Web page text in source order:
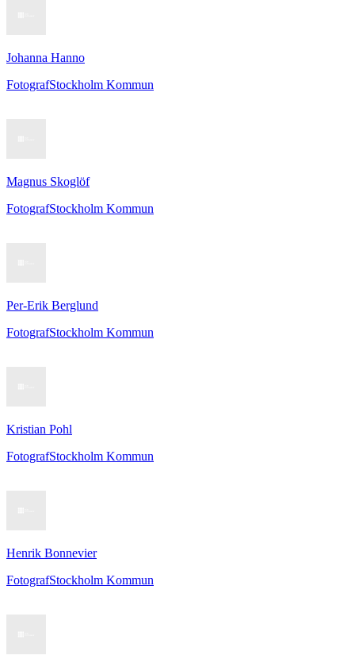
Johanna Hanno
FotografStockholm Kommun
Magnus Skoglöf
FotografStockholm Kommun
Per-Erik Berglund
FotografStockholm Kommun
Kristian Pohl
FotografStockholm Kommun
Henrik Bonnevier
FotografStockholm Kommun